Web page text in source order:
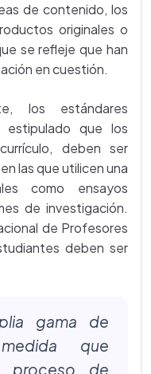
de contenido, los
originales o
se refleje que han
en cuestión.
los estándares
estipulado que los
deben ser
las que utilicen una
como ensayos
de investigación.
de Profesores
deben ser
gama de
que
proceso de